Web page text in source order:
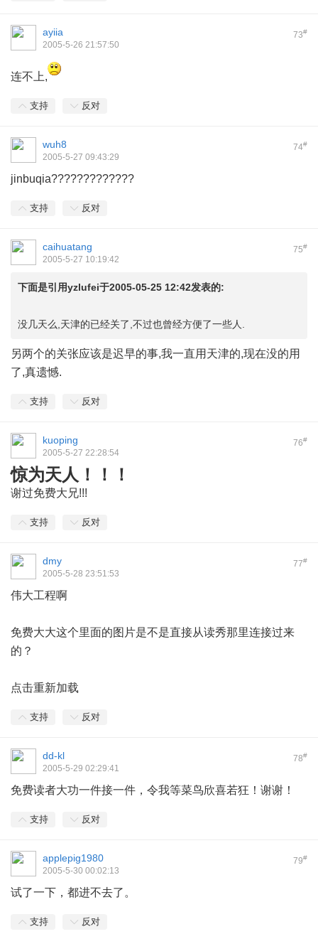
73#
ayiia
2005-5-26 21:57:50
连不上,
支持 反对
74#
wuh8
2005-5-27 09:43:29
jinbuqia?????????????
支持 反对
75#
caihuatang
2005-5-27 10:19:42
下面是引用yzlufei于2005-05-25 12:42发表的:
没几天么,天津的已经关了,不过也曾经方便了一些人.
另两个的关张应该是迟早的事,我一直用天津的,现在没的用
了,真遗憾.
支持 反对
76#
kuoping
2005-5-27 22:28:54
惊为天人！！！
谢过免费大兄!!!
支持 反对
77#
dmy
2005-5-28 23:51:53
伟大工程啊
免费大大这个里面的图片是不是直接从读秀那里连接过来
的？
点击重新加载
支持 反对
78#
dd-kl
2005-5-29 02:29:41
免费读者大功一件接一件，令我等菜鸟欣喜若狂！谢谢！
支持 反对
79#
applepig1980
2005-5-30 00:02:13
试了一下，都进不去了。
支持 反对